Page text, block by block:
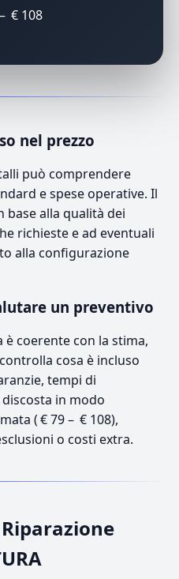
€ 108
nel prezzo
può comprendere
e spese operative. Il
base alla qualità dei
richieste e ad eventuali
alla configurazione
un preventivo
coerente con la stima,
cosa è incluso
tempi di
discosta in modo
( € 79 – € 108),
o costi extra.